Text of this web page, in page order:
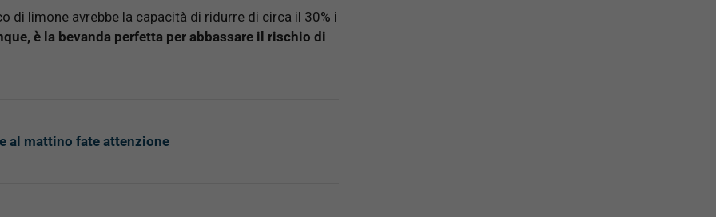
di limone avrebbe la capacità di ridurre di circa il 30% i
è la bevanda perfetta per abbassare il rischio di
al mattino fate attenzione